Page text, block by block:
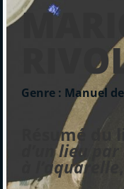
Genre : Manuel
Résumé
d’un lieu
à l’aquarelle